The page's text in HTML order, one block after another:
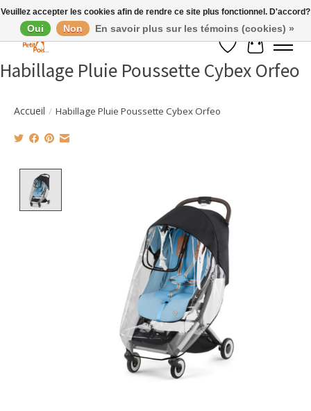
Liste de souhaits
Panier
Habillage Pluie Poussette Cybex Orfeo
Accueil / Habillage Pluie Poussette Cybex Orfeo
Veuillez accepter les cookies afin de rendre ce site plus fonctionnel. D'accord?
Oui Non En savoir plus sur les témoins (cookies) »